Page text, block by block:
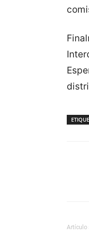
Artículo